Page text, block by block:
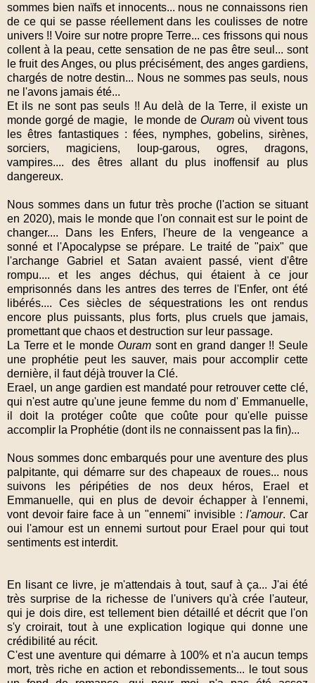
sommes bien naïfs et innocents... nous ne connaissons rien
de ce qui se passe réellement dans les coulisses de notre
univers !! Voire sur notre propre Terre... ces frissons qui nous
collent à la peau, cette sensation de ne pas être seul... sont
le fruit des Anges, ou plus précisément, des anges gardiens,
chargés de notre destin... Nous ne sommes pas seuls, nous
ne l'avons jamais été...
Et ils ne sont pas seuls !! Au delà de la Terre, il existe un
monde gorgé de magie, le monde de Ouram où vivent tous
les êtres fantastiques : fées, nymphes, gobelins, sirènes,
sorciers, magiciens, loup-garous, ogres, dragons,
vampires.... des êtres allant du plus inoffensif au plus
dangereux.
Nous sommes dans un futur très proche (l'action se situant
en 2020), mais le monde que l'on connait est sur le point de
changer.... Dans les Enfers, l'heure de la vengeance a
sonné et l'Apocalypse se prépare. Le traité de "paix" que
l'archange Gabriel et Satan avaient passé, vient d'être
rompu.... et les anges déchus, qui étaient à ce jour
emprisonnés dans les antres des terres de l'Enfer, ont été
libérés.... Ces siècles de séquestrations les ont rendus
encore plus puissants, plus forts, plus cruels que jamais,
promettant que chaos et destruction sur leur passage.
La Terre et le mondeOuram sont en grand danger !! Seule
une prophétie peut les sauver, mais pour accomplir cette
dernière, il faut déjà trouver la Clé.
Erael, un ange gardien est mandaté pour retrouver cette clé,
qui n'est autre qu'une jeune femme du nom d' Emmanuelle,
il doit la protéger coûte que coûte pour qu'elle puisse
accomplir la Prophétie (dont ils ne connaissent pas la fin)...
Nous sommes donc embarqués pour une aventure des plus
palpitante, qui démarre sur des chapeaux de roues... nous
suivons les péripéties de nos deux héros, Erael et
Emmanuelle, qui en plus de devoir échapper à l'ennemi,
vont devoir faire face à un "ennemi" invisible :l'amour. Car
oui l'amour est un ennemi surtout pour Erael pour qui tout
sentiments est interdit.
En lisant ce livre, je m'attendais à tout, sauf à ça... J'ai été
très surprise de la richesse de l'univers qu'à crée l'auteur,
qui je dois dire, est tellement bien détaillé et décrit que l'on
s'y croirait, tout à une explication logique qui donne une
crédibilité au récit.
C'est une aventure qui démarre à 100% et n'a aucun temps
mort, très riche en action et rebondissements... le tout sous